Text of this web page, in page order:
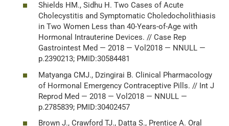
Shields HM., Sidhu H. Two Cases of Acute
Cholecystitis and Symptomatic Choledocholithiasis
in Two Women Less than 40-Years-of-Age with
Hormonal Intrauterine Devices. // Case Rep
Gastrointest Med — 2018 — Vol2018 — NNULL —
p.2390213; PMID:30584481
Matyanga CMJ., Dzingirai B. Clinical Pharmacology
of Hormonal Emergency Contraceptive Pills. // Int J
Reprod Med — 2018 — Vol2018 — NNULL —
p.2785839; PMID:30402457
Brown J., Crawford TJ., Datta S., Prentice A. Oral